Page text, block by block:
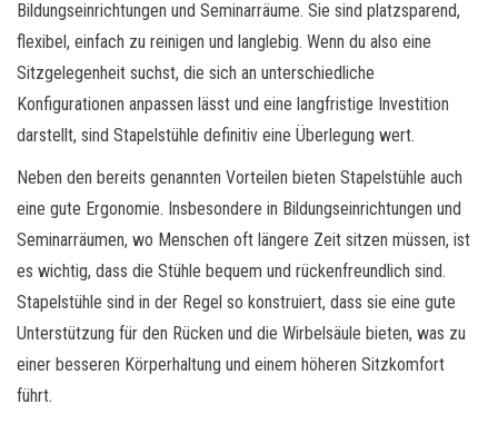
Bildungseinrichtungen und Seminarräume. Sie sind platzsparend,
flexibel, einfach zu reinigen und langlebig. Wenn du also eine
Sitzgelegenheit suchst, die sich an unterschiedliche
Konfigurationen anpassen lässt und eine langfristige Investition
darstellt, sind Stapelstühle definitiv eine Überlegung wert.
Neben den bereits genannten Vorteilen bieten Stapelstühle auch
eine gute Ergonomie. Insbesondere in Bildungseinrichtungen und
Seminarräumen, wo Menschen oft längere Zeit sitzen müssen, ist
es wichtig, dass die Stühle bequem und rückenfreundlich sind.
Stapelstühle sind in der Regel so konstruiert, dass sie eine gute
Unterstützung für den Rücken und die Wirbelsäule bieten, was zu
einer besseren Körperhaltung und einem höheren Sitzkomfort
führt.